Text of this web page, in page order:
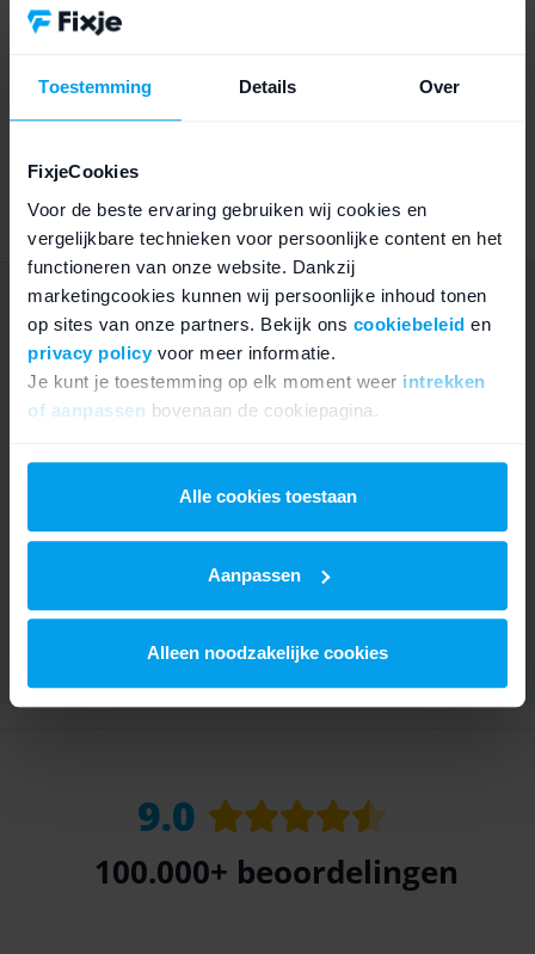
Toestemming Details Over
FixjeCookies
Voor de beste ervaring gebruiken wij cookies en
vergelijkbare technieken voor persoonlijke content en het
functioneren van onze website. Dankzij
marketingcookies kunnen wij persoonlijke inhoud tonen
op sites van onze partners. Bekijk ons cookiebeleid en
privacy policyvoor meer informatie.
Je kunt je toestemming op elk moment weer intrekken
of aanpassen bovenaan de cookiepagina.
We werken samen met21 derdendie uw gegevens
kunnen ontvangen en verwerken.
Alle cookies toestaan
Aanpassen
Alleen noodzakelijke cookies
Twijfel je nog over iPhone 16 Pro scherm
(Premium kwaliteit)?
Geschikt voor
9.0
100.000+ beoordelingen